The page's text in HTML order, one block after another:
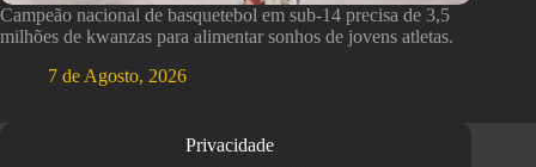
Campeão nacional de basquetebol em sub-14 precisa de 3,5
milhões de kwanzas para alimentar sonhos de jovens atletas.
7 de Agosto, 2026
Privacidade